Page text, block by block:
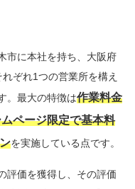
市に本社を持ち、大阪府
ぞれ1つの営業所を構え
。最大の特徴は作業料金
ページ限定で基本料
を実施している点です。
評価を獲得し、その評価